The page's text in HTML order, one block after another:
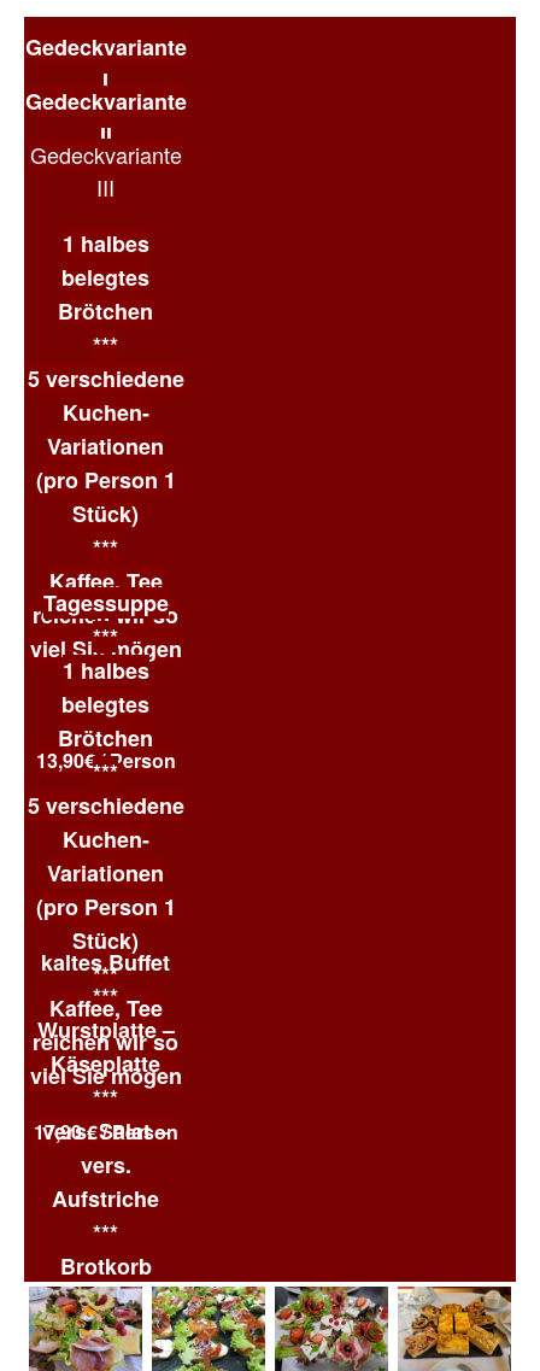
Gedeckvariante
I
Gedeckvariante
II
Gedeckvariante
III
1 halbes
belegtes
Brötchen
***
5 verschiedene
Kuchen-
Variationen
(pro Person 1
Stück)
***
Kaffee, Tee
reichen wir so
viel Sie mögen
13,90€ / Person
Tagessuppe
***
1 halbes
belegtes
Brötchen
***
5 verschiedene
Kuchen-
Variationen
(pro Person 1
Stück)
***
Kaffee, Tee
reichen wir so
viel Sie mögen
17,90 € / Person
kaltes Buffet
***
Wurstplatte –
Käseplatte
***
vers. Salat –
vers.
Aufstriche
***
Brotkorb
***
Kaffee, Tee